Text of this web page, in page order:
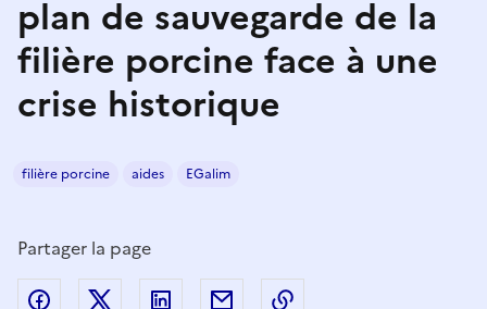
plan de sauvegarde de la
filière porcine face à une
crise historique
filière porcine aides EGalim
Partager la page
Partager sur Facebook
Partager sur Twitter
Partager sur LinkedIn
Partager par email